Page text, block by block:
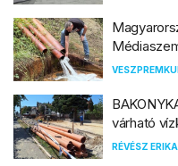
várható
RÉVÉSZ ERIKA